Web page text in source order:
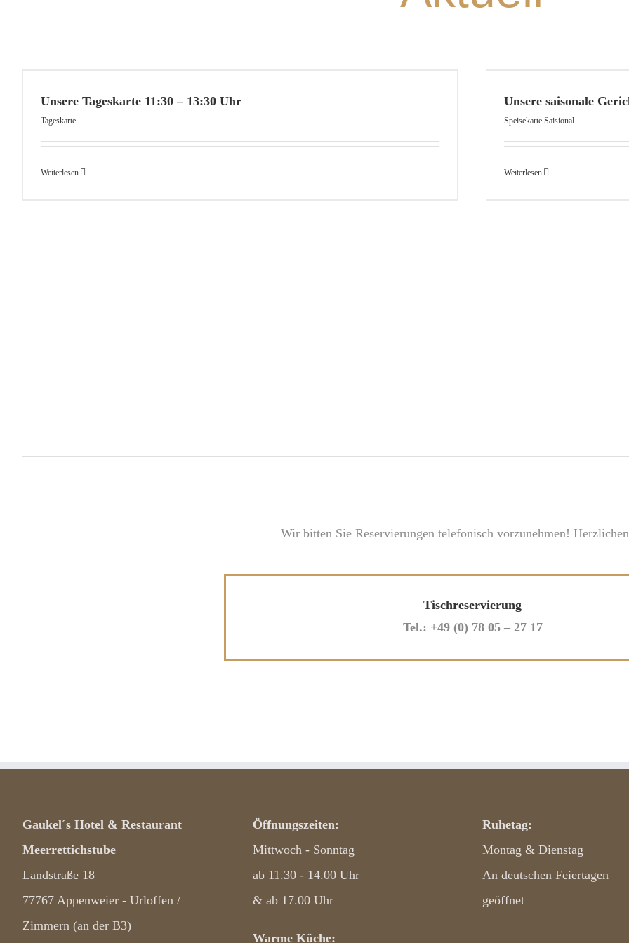
Unsere Tageskarte 11:30 – 13:30 Uhr
Tageskarte
Weiterlesen
Unsere saisonale
Speisekarte Saisional
Weiterlesen
Wir bitten Sie Reservierungen telefonisch vorzunehmen!
Tischreservierung
Tel.: +49 (0) 78 05 – 27 17
Gaukel´s Hotel & Restaurant
Meerrettichstube
Landstraße 18
77767 Appenweier - Urloffen /
Zimmern (an der B3)
Öffnungszeiten:
Mittwoch - Sonntag
ab 11.30 - 14.00 Uhr
& ab 17.00 Uhr
Warme Küche:
Ruhetag:
Montag & Dienstag
An deutschen Feiertagen
geöffnet